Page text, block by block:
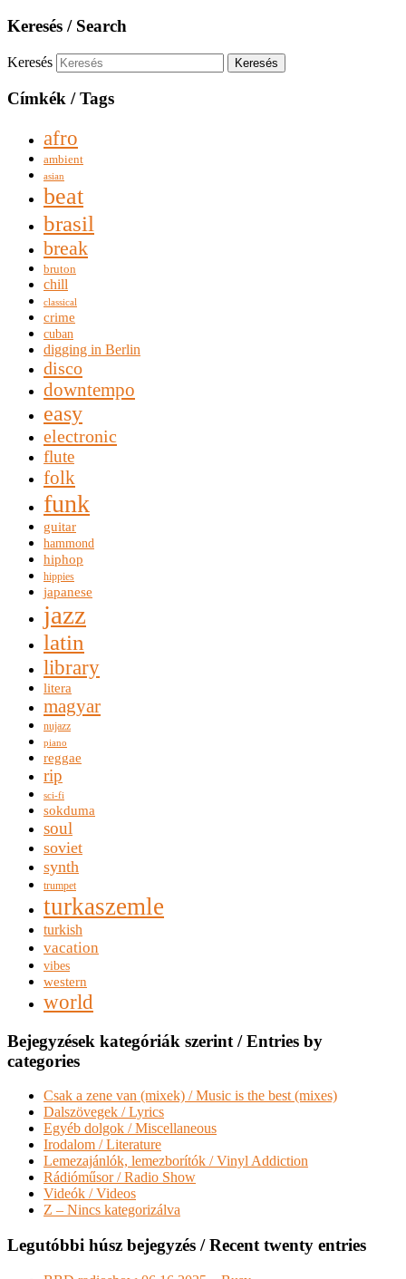
Keresés / Search
Keresés
Címkék / Tags
afro
ambient
asian
beat
brasil
break
bruton
chill
classical
crime
cuban
digging in Berlin
disco
downtempo
easy
electronic
flute
folk
funk
guitar
hammond
hiphop
hippies
japanese
jazz
latin
library
litera
magyar
nujazz
piano
reggae
rip
sci-fi
sokduma
soul
soviet
synth
trumpet
turkaszemle
turkish
vacation
vibes
western
world
Bejegyzések kategóriák szerint / Entries by
categories
Csak a zene van (mixek) / Music is the best (mixes)
Dalszövegek / Lyrics
Egyéb dolgok / Miscellaneous
Irodalom / Literature
Lemezajánlók, lemezborítók / Vinyl Addiction
Rádióműsor / Radio Show
Videók / Videos
Z – Nincs kategorizálva
Legutóbbi húsz bejegyzés / Recent twenty entries